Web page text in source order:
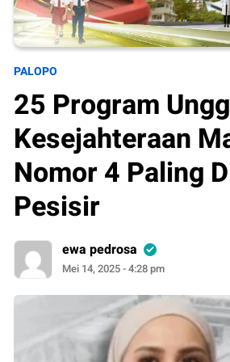
PALOPO
25 Program
Kesejahteraan
Nomor 4 Paling
Pesisir
ewa pedrosa
Mei 14, 2025 - 4:28 pm